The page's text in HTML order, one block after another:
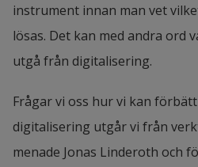
instrument innan man vet
lösas. Det kan med andra ord
utgå från digitalisering.
Frågar vi oss hur vi kan
digitalisering utgår vi från
menade Jonas Linderoth och